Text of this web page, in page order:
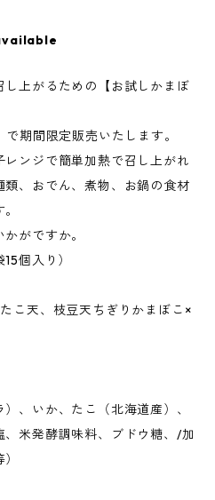
上がるための【お試しかまぼ
期間限定販売いたします。
ンジで簡単加熱で召し上がれ
類、おでん、煮物、お鍋の食材
がですか。
個入り）
こ天、枝豆天ちぎりかまぼこ×
、いか、たこ（北海道産）、
米発酵調味料、ブドウ糖、/加